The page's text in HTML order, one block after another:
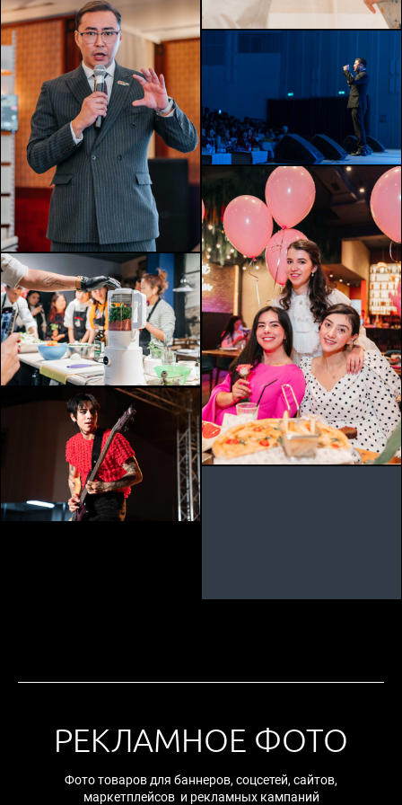
РЕКЛАМНОЕ ФОТО
Фото товаров для баннеров, соцсетей, сайтов,
маркетплейсов и рекламных кампаний